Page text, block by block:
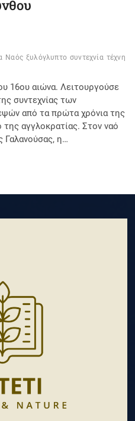
Ναός ξυλόγλυπτο συντεχνία τέχνη
16ου αιώνα. Λειτουργούσε
συντεχνίας των
από τα πρώτα χρόνια της
αγγλοκρατίας. Στον ναό
Γαλανούσας, η…